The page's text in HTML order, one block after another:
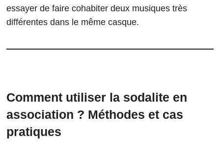
essayer de faire cohabiter deux musiques très
différentes dans le même casque.
Comment utiliser la sodalite en
association ? Méthodes et cas
pratiques